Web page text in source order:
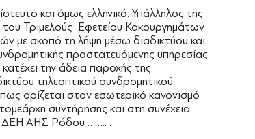
και όμως ελληνικό. Υπάλληλος της
Τριμελούς Εφετείου Κακουργημάτων
με σκοπό τη λήψη μέσω διαδικτύου και
προστατευόμενης υπηρεσίας
την άδεια παροχής της
τηλεοπτικού συνδρομητικού
ορίζεται στον εσωτερικό κανονισμό
συντήρησης και στη συνέχεια
ΔΕΗ ΑΗΣ Ρόδου …….. .